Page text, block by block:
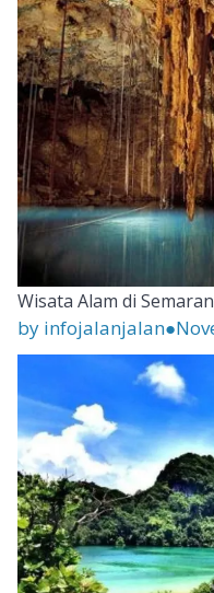
Wisata Alam di
by infojalanjalan●